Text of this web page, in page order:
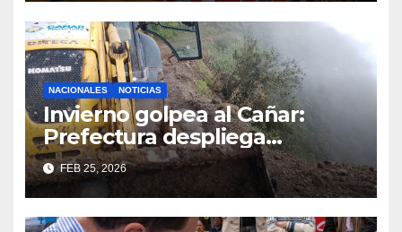
NACIONALES NOTICIAS
Invierno golpea al Cañar:
Prefectura despliega
maquinaria en toda la
provincia para mantener las
vías operativas.
FEB 25, 2026